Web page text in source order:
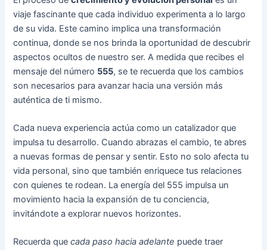
viaje fascinante que cada individuo experimenta a lo largo
de su vida. Este camino implica una transformación
continua, donde se nos brinda la oportunidad de descubrir
aspectos ocultos de nuestro ser. A medida que recibes el
mensaje del número 555, se te recuerda que los cambios
son necesarios para avanzar hacia una versión más
auténtica de ti mismo.
Cada nueva experiencia actúa como un catalizador que
impulsa tu desarrollo. Cuando abrazas el cambio, te abres
a nuevas formas de pensar y sentir. Esto no solo afecta tu
vida personal, sino que también enriquece tus relaciones
con quienes te rodean. La energía del 555 impulsa un
movimiento hacia la expansión de tu conciencia,
invitándote a explorar nuevos horizontes.
Recuerda quecada paso hacia adelante puede traer